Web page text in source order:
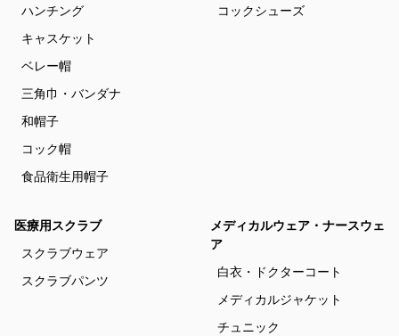
ハンチング
キャスケット
ベレー帽
三角巾・バンダナ
和帽子
コック帽
食品衛生用帽子
コックシューズ
医療用スクラブ
スクラブウェア
スクラブパンツ
メディカルウェア・ナースウェ
ア
白衣・ドクターコート
メディカルジャケット
チュニック